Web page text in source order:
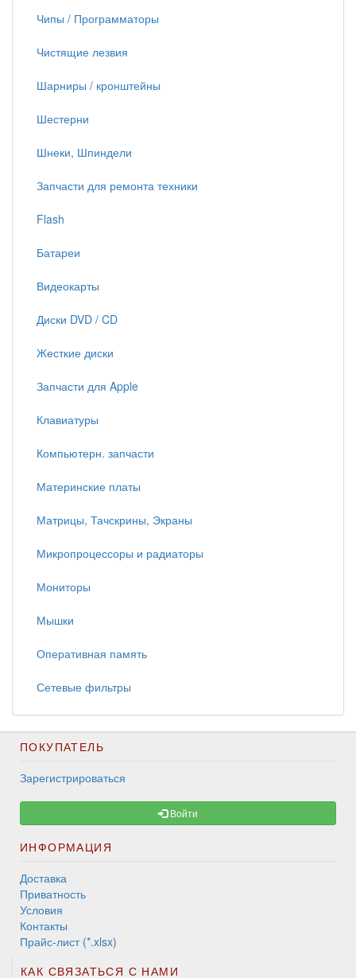
Чипы / Программаторы
Чистящие лезвия
Шарниры / кронштейны
Шестерни
Шнеки, Шпиндели
Запчасти для ремонта техники
Flash
Батареи
Видеокарты
Диски DVD / CD
Жесткие диски
Запчасти для Apple
Клавиатуры
Компьютерн. запчасти
Материнские платы
Матрицы, Тачскрины, Экраны
Микропроцессоры и радиаторы
Мониторы
Мышки
Оперативная память
Сетевые фильтры
ПОКУПАТЕЛЬ
Зарегистрироваться
Войти
ИНФОРМАЦИЯ
Доставка
Приватность
Условия
Контакты
Прайс-лист (*.xlsx)
КАК СВЯЗАТЬСЯ С НАМИ